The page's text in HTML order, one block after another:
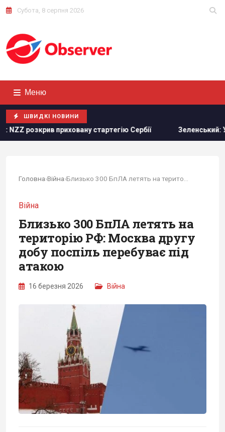
Субота, 8 серпня 2026
Меню
ШВИДКІ НОВИНИ
приховану стартегію Сербії Зеленський: Українська
Головна›Війна›
Війна
Близько 300 БпЛА летять на
територію РФ: Москва другу
добу поспіль перебуває під
атакою
16 березня 2026 Війна